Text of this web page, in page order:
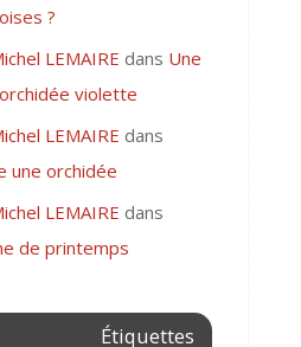
?
LEMAIRE dans Une
violette
LEMAIRE dans
une orchidée
LEMAIRE dans
de printemps
Étiquettes